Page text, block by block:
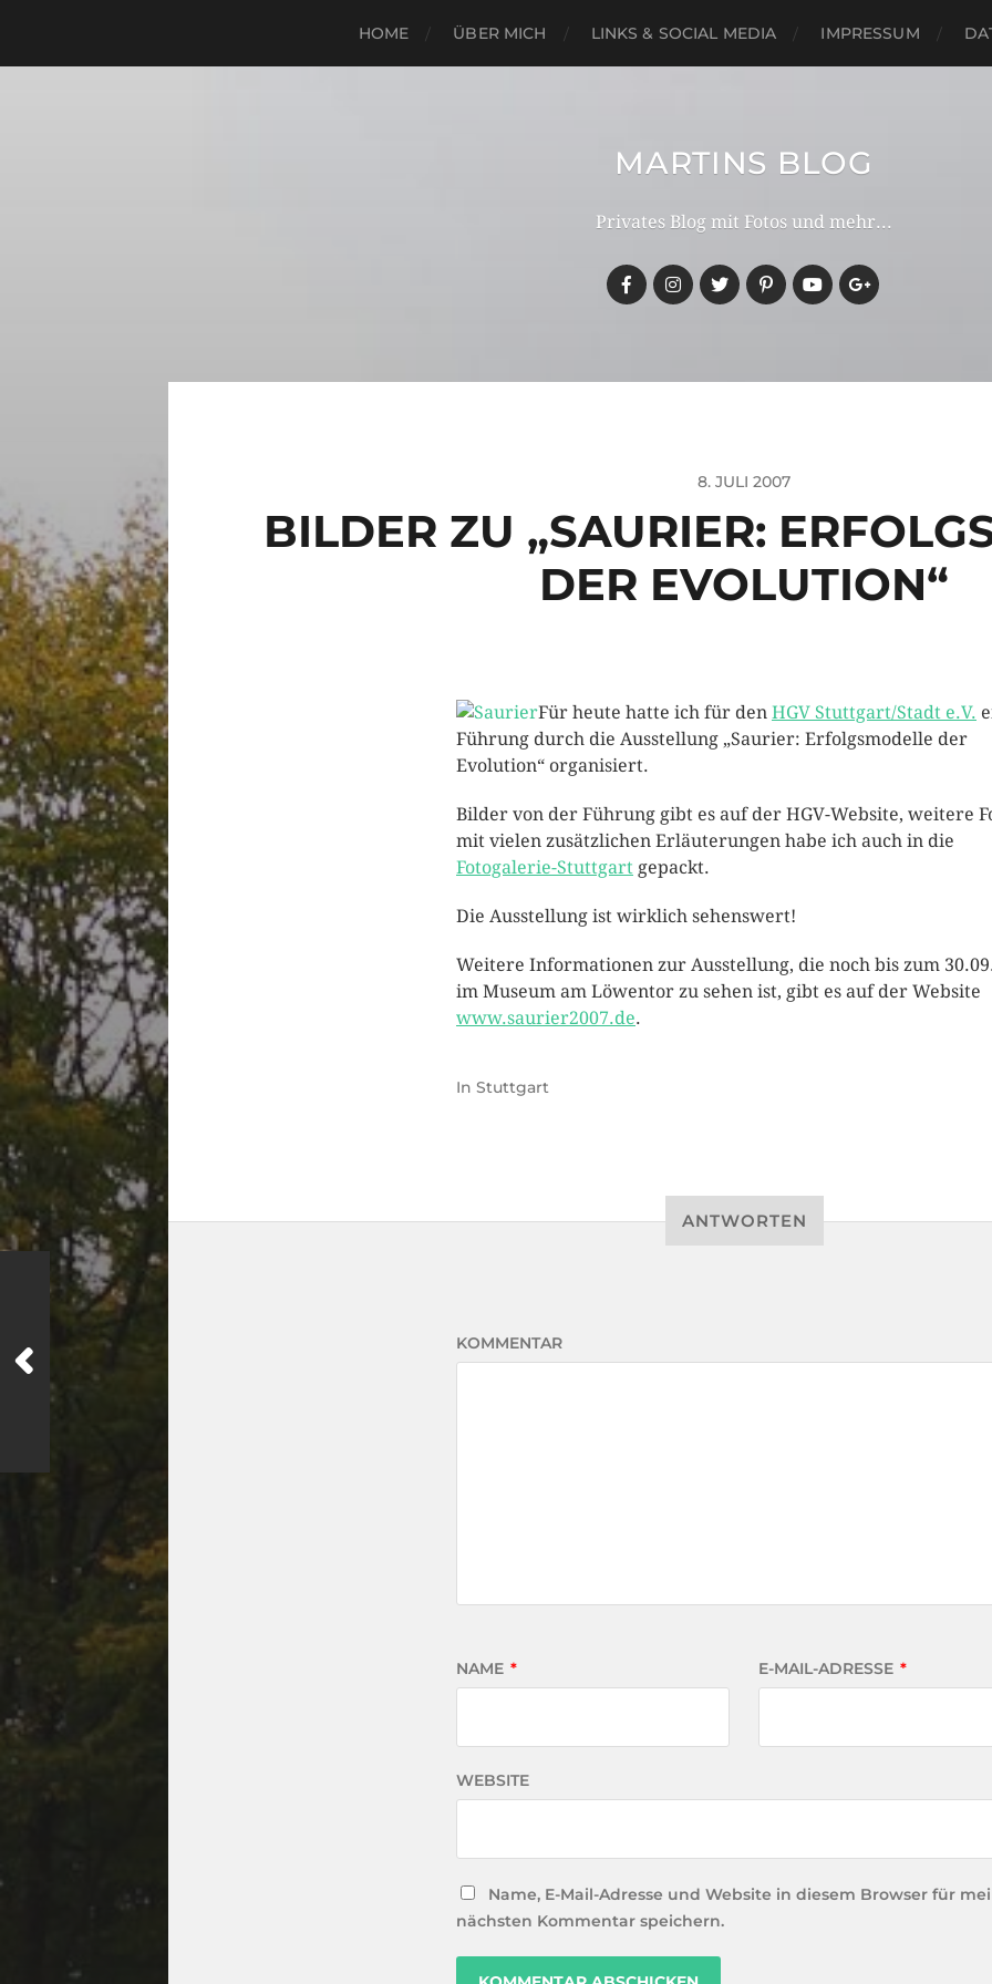
HOME ÜBER MICH LINKS & SOCIAL MEDIA IMPRESSUM
MARTINS BLOG
Privates Blog mit Fotos und mehr...
8. JULI 2007
BILDER ZU „SAURIER:
DER EVOLUTION“
Für heute hatte ich für den HGV Stuttgart/Stadt e.V.
Führung durch die Ausstellung „Saurier: Erfolgsmodelle der
Evolution“ organisiert.
Bilder von der Führung gibt es auf der HGV-Website, weitere
mit vielen zusätzlichen Erläuterungen habe ich auch in die
Fotogalerie-Stuttgart gepackt.
Die Ausstellung ist wirklich sehenswert!
Weitere Informationen zur Ausstellung, die noch bis zum
im Museum am Löwentor zu sehen ist, gibt es auf der Website
www.saurier2007.de.
In Stuttgart
ANTWORTEN
KOMMENTAR
NAME * E-MAIL-ADRESSE *
WEBSITE
Name, E-Mail-Adresse und Website in diesem Browser für
nächsten Kommentar speichern.